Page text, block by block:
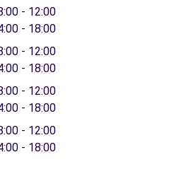
- 12:00
- 18:00
- 12:00
- 18:00
- 12:00
- 18:00
- 12:00
- 18:00